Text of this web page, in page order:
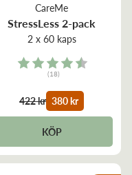
CareMe
StressLess 2-pack
2 x 60 kaps
Rating:
(18)
422 kr 380 kr
KÖP